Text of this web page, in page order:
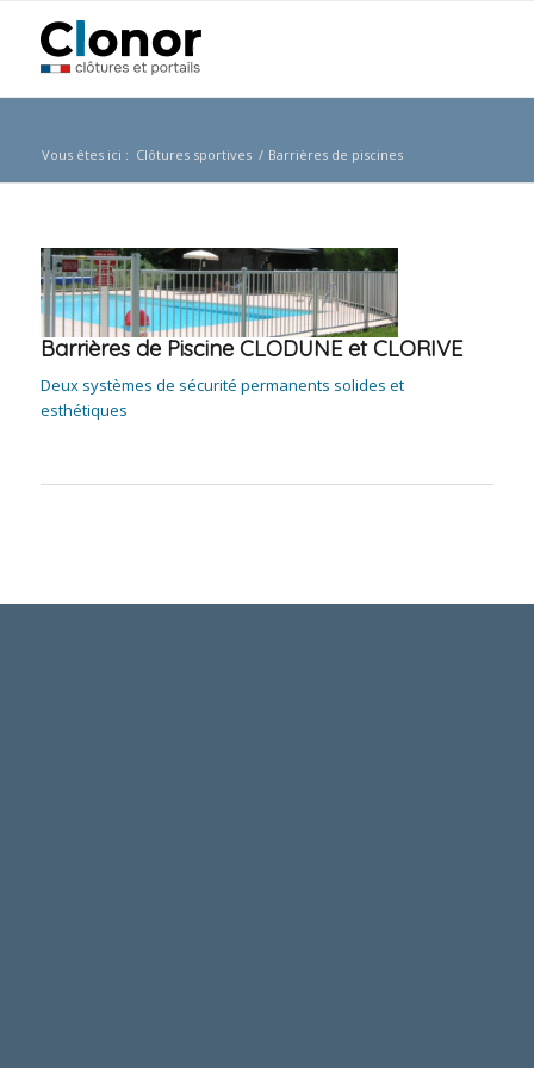
Vous êtes ici : Clôtures sportives / Barrières de piscines
Barrières de Piscine CLODUNE et CLORIVE
Deux systèmes de sécurité permanents solides et
esthétiques